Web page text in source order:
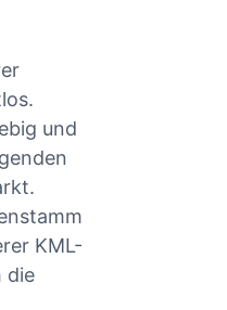
und
KML-
die